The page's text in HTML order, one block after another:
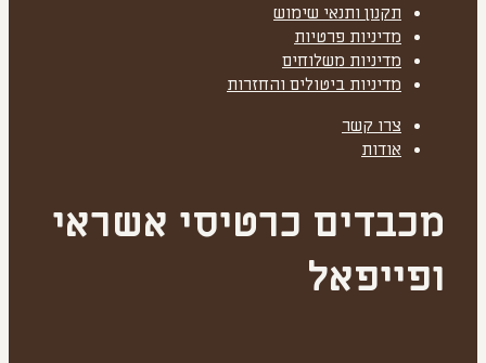
תקנון ותנאי שימוש
מדיניות פרטיות
מדיניות משלוחים
מדיניות ביטולים והחזרות
צרו קשר
אודות
מכבדים כרטיסי אשראי
ופייפאל